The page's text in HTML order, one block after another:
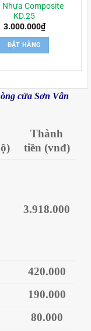
Nhựa Composite
KD.25
3.000.000₫
ĐẶT HÀNG
cửa Sơn Vân
Thành
tiền (vnđ)
3.918.000
420.000
190.000
80.000